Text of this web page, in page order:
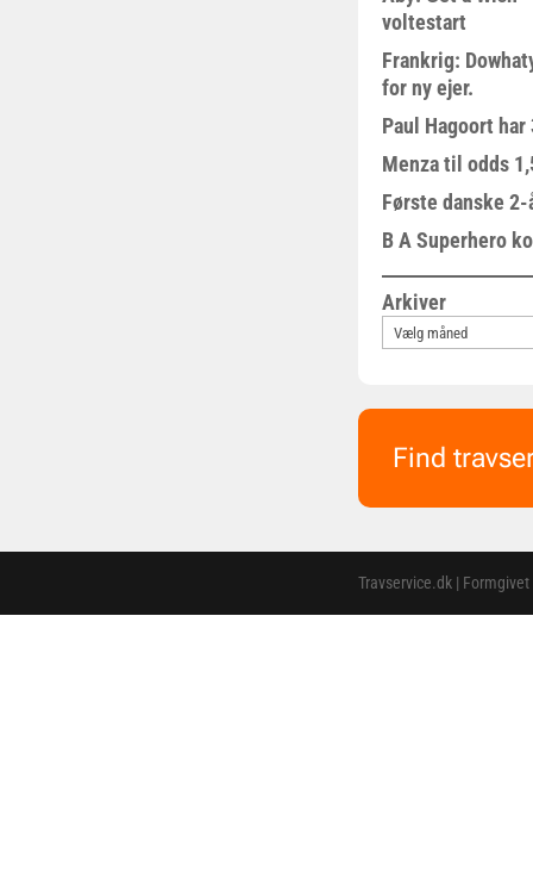
voltestart
Frankrig:
for ny ejer.
Paul Hagoort
Menza til odds
Første danske
B A Superhero
Arkiver
Find
Travservice.dk |